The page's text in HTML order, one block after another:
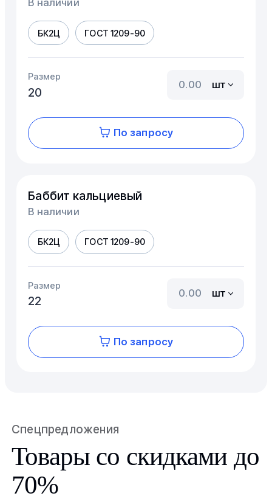
БК2Ц ГОСТ 1209-90
Размер
20
шт
По запросу
Баббит кальциевый
В наличии
БК2Ц ГОСТ 1209-90
Размер
22
шт
По запросу
Спецпредложения
Товары со скидками до
70%